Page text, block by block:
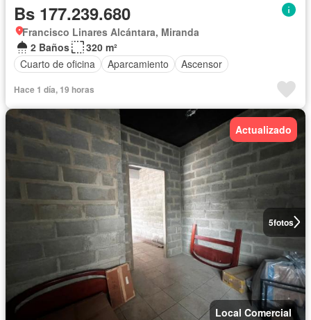
Bs 177.239.680
Francisco Linares Alcántara, Miranda
2 Baños
320 m²
Cuarto de oficina
Aparcamiento Ascensor
Hace 1 día, 19 horas
5fotos
Actualizado
Local Comercial